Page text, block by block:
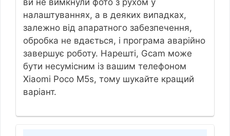
ви не вимкнули фото з рухом у
налаштуваннях, а в деяких випадках,
залежно від апаратного забезпечення,
обробка не вдається, і програма аварійно
завершує роботу. Нарешті, Gcam може
бути несумісним із вашим телефоном
Xiaomi Poco M5s, тому шукайте кращий
варіант.